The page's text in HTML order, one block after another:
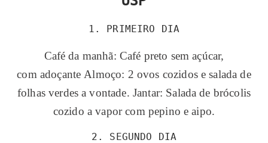
1. PRIMEIRO DIA
Café da manhã: Café preto sem açúcar,
com adoçante Almoço: 2 ovos cozidos e salada de
folhas verdes a vontade. Jantar: Salada de brócolis
cozido a vapor com pepino e aipo.
2. SEGUNDO DIA